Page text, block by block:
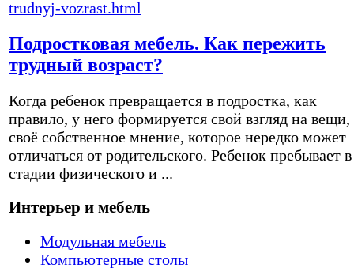
Подростковая мебель. Как пережить
трудный возраст?
Когда ребенок превращается в подростка, как
правило, у него формируется свой взгляд на вещи,
своё собственное мнение, которое нередко может
отличаться от родительского. Ребенок пребывает в
стадии физического и ...
Интерьер и мебель
Модульная мебель
Компьютерные столы